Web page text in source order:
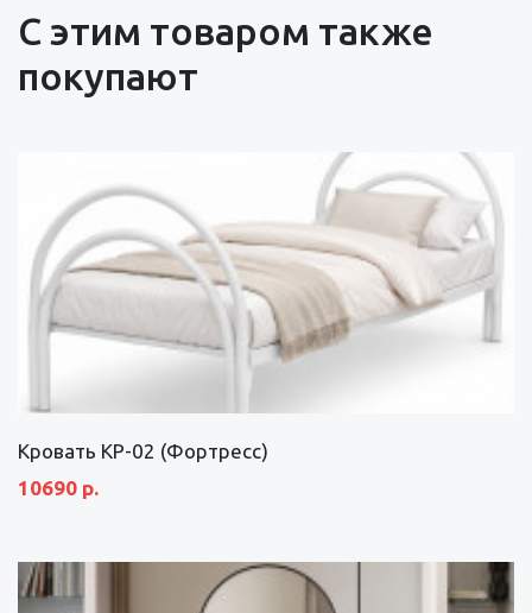
С этим товаром также
покупают
Кровать КР-02 (Фортресс)
10690 р.